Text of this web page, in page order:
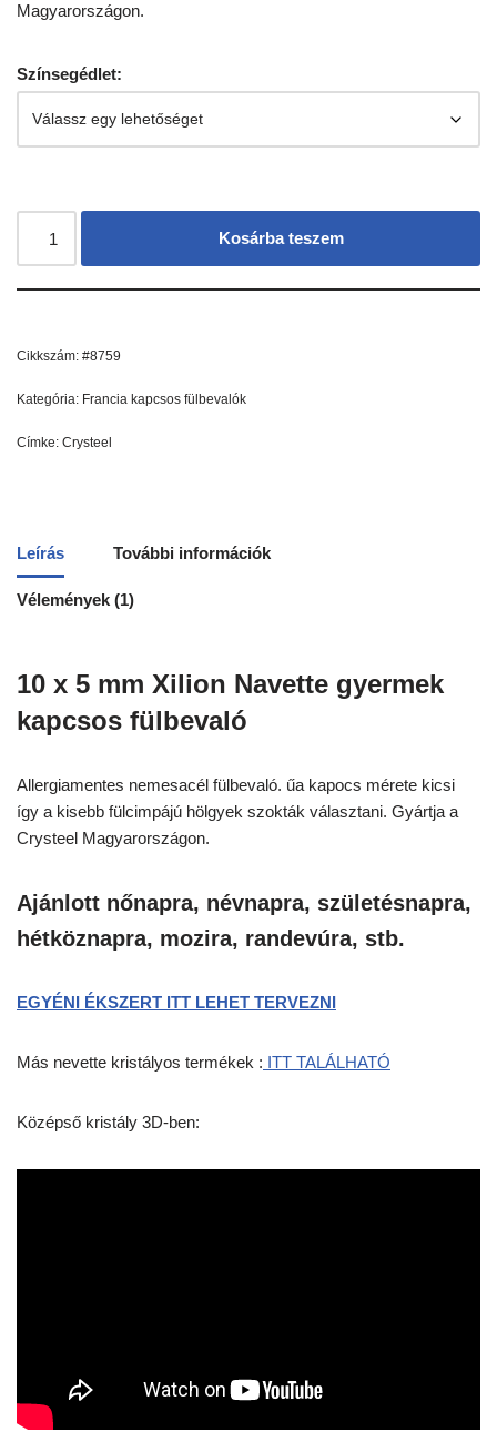
Magyarországon.
Színsegédlet:
Kosárba teszem
Cikkszám: #8759
Kategória: Francia kapcsos fülbevalók
Címke: Crysteel
Leírás További információk
Vélemények (1)
10 x 5 mm Xilion Navette gyermek
kapcsos fülbevaló
Allergiamentes nemesacél fülbevaló. űa kapocs mérete kicsi
így a kisebb fülcimpájú hölgyek szokták választani. Gyártja a
Crysteel Magyarországon.
Ajánlott nőnapra, névnapra, születésnapra,
hétköznapra, mozira, randevúra, stb.
EGYÉNI ÉKSZERT ITT LEHET TERVEZNI
Más nevette kristályos termékek : ITT TALÁLHATÓ
Középső kristály 3D-ben: